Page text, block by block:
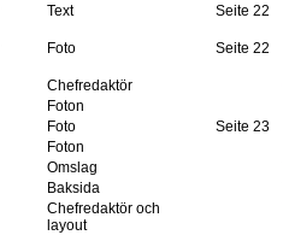
Text Seite 22
Foto Seite 22
Chefredaktör
Foton
Foto Seite 23
Foton
Omslag
Baksida
Chefredaktör och
layout